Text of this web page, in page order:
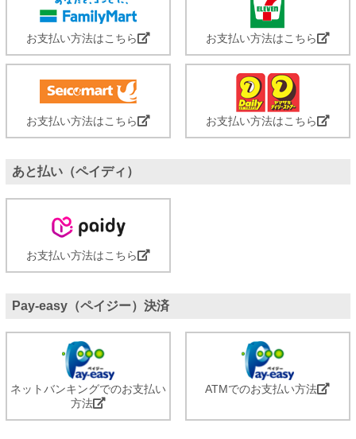
お支払い方法はこちら お支払い方法はこちら
お支払い方法はこちら お支払い方法はこちら
あと払い（ペイディ）
お支払い方法はこちら
Pay-easy（ペイジー）決済
ネットバンキングでのお支払い
方法
ATMでのお支払い方法